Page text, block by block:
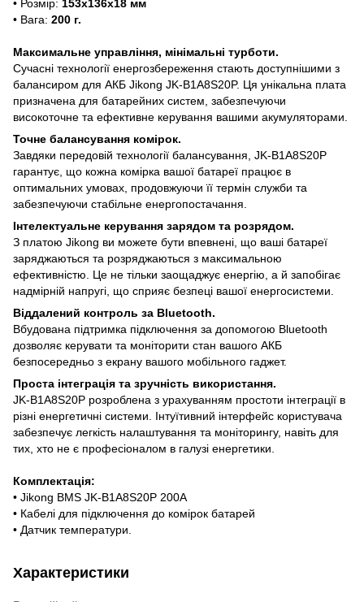
• Розмір: 153x136x18 мм
• Вага: 200 г.
Максимальне управління, мінімальні турботи.
Сучасні технології енергозбереження стають доступнішими з
балансиром для АКБ Jikong JK-B1A8S20P. Ця унікальна плата
призначена для батарейних систем, забезпечуючи
високоточне та ефективне керування вашими акумуляторами.
Точне балансування комірок.
Завдяки передовій технології балансування, JK-B1A8S20P
гарантує, що кожна комірка вашої батареї працює в
оптимальних умовах, продовжуючи її термін служби та
забезпечуючи стабільне енергопостачання.
Інтелектуальне керування зарядом та розрядом.
З платою Jikong ви можете бути впевнені, що ваші батареї
заряджаються та розряджаються з максимальною
ефективністю. Це не тільки заощаджує енергію, а й запобігає
надмірній напругі, що сприяє безпеці вашої енергосистеми.
Віддалений контроль за Bluetooth.
Вбудована підтримка підключення за допомогою Bluetooth
дозволяє керувати та моніторити стан вашого АКБ
безпосередньо з екрану вашого мобільного гаджет.
Проста інтеграція та зручність використання.
JK-B1A8S20P розроблена з урахуванням простоти інтеграції в
різні енергетичні системи. Інтуїтивний інтерфейс користувача
забезпечує легкість налаштування та моніторингу, навіть для
тих, хто не є професіоналом в галузі енергетики.
Комплектація:
• Jikong BMS JK-B1A8S20P 200A
• Кабелі для підключення до комірок батарей
• Датчик температури.
Характеристики